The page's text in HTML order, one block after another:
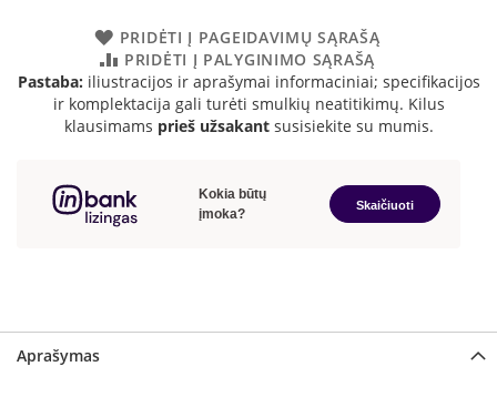
W
PRIDĖTI Į PAGEIDAVIMŲ SĄRAŠĄ
PRIDĖTI Į PALYGINIMO SĄRAŠĄ
Pastaba: iliustracijos ir aprašymai informaciniai; specifikacijos
ir komplektacija gali turėti smulkių neatitikimų. Kilus
klausimams prieš užsakantsusisiekite su mumis.
Aprašymas